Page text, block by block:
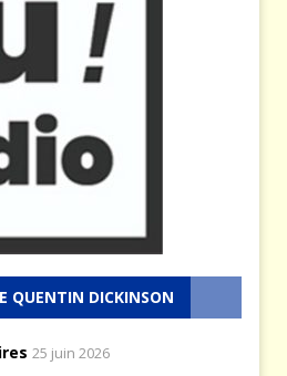
QUENTIN DICKINSON
25 juin 2026